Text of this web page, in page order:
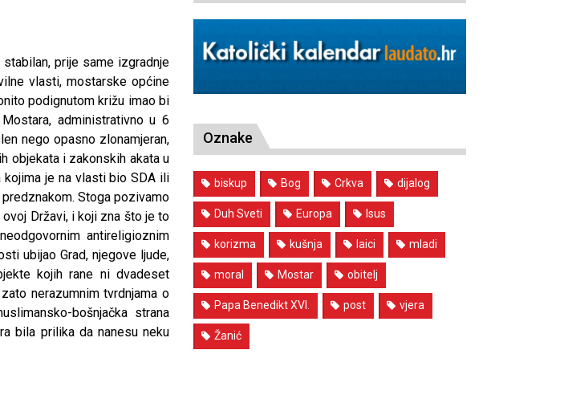
prije same izgradnje
vlasti, mostarske općine
podignutom križu imao bi
administrativno u 6
nego opasno zlonamjeran,
objekata i zakonskih akata u
kojima je na vlasti bio SDA ili
Stoga pozivamo
Državi, i koji zna što je to
antireligioznim
ubijao Grad, njegove ljude,
kojih rane ni dvadeset
nerazumnim tvrdnjama o
bošnjačka strana
bila prilika da nanesu neku
Oznake
biskup Bog Crkva dijalog
Duh Sveti Europa Isus
korizma kušnja laici mladi
moral Mostar obitelj
Papa Benedikt XVI. post vjera
Žanić